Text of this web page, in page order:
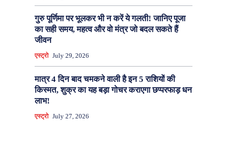
गुरु पूर्णिमा पर भूलकर भी न करें ये गलती! जानिए पूजा
का सही समय, महत्व और वो मंत्र जो बदल सकते हैं
जीवन
एस्ट्रो July 29, 2026
मात्र 4 दिन बाद चमकने वाली है इन 5 राशियों की
किस्मत, शुक्र का यह बड़ा गोचर कराएगा छप्परफाड़ धन
लाभ!
एस्ट्रो July 27, 2026